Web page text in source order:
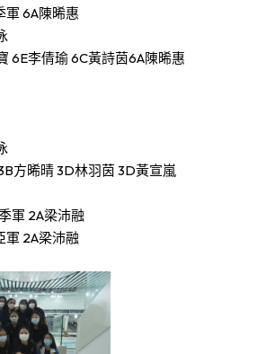
軍 6A陳晞惠
6E李倩瑜 6C黃詩茵6A陳晞惠
方晞晴 3D林羽茵 3D黃宣嵐
軍 2A梁沛融
軍 2A梁沛融